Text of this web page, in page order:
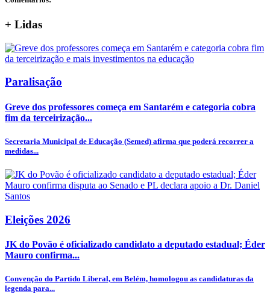
+ Lidas
Paralisação
Greve dos professores começa em Santarém e categoria cobra
fim da terceirização...
Secretaria Municipal de Educação (Semed) afirma que poderá recorrer a
medidas...
Eleições 2026
JK do Povão é oficializado candidato a deputado estadual; Éder
Mauro confirma...
Convenção do Partido Liberal, em Belém, homologou as candidaturas da
legenda para...